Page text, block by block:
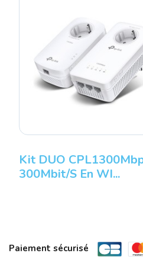
Kit DUO
300Mbit/s En WI...
Paiement sécurisé